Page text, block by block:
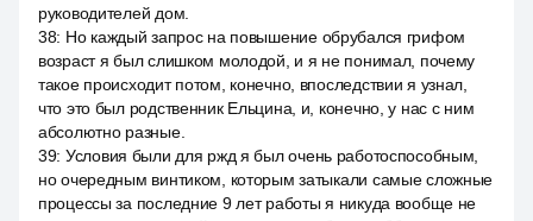
руководителей дом.
38: Но каждый запрос на повышение обрубался грифом
возраст я был слишком молодой, и я не понимал, почему
такое происходит потом, конечно, впоследствии я узнал,
что это был родственник Ельцина, и, конечно, у нас с ним
абсолютно разные.
39: Условия были для ржд я был очень работоспособным,
но очередным винтиком, которым затыкали самые сложные
процессы за последние 9 лет работы я никуда вообще не